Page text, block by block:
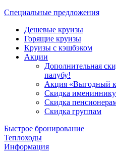
Специальные предложения
Дешевые круизы
Горящие круизы
Круизы с кэшбэком
Акции
Дополнительная
палубу!
Акция «Выгодный
Скидка имениннику
Скидка
Скидка группам
Быстрое бронирование
Теплоходы
Информация